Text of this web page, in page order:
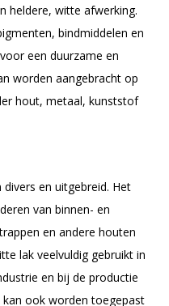
heldere, witte afwerking.
bindmiddelen en
een duurzame en
worden aangebracht op
hout, metaal, kunststof
en uitgebreid. Het
van binnen- en
en andere houten
lak veelvuldig gebruikt in
en bij de productie
ook worden toegepast